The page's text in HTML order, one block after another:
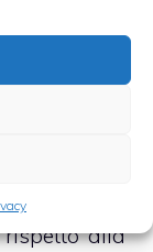
ossia un
alla